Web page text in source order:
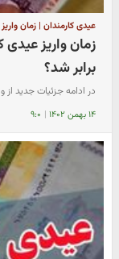
عیدی کارمندان | زمان
زمان واریز
برابر شد؟
در ادامه جزئیات جدید از
۱۴ بهمن ۱۴۰۲ | ۹:۰